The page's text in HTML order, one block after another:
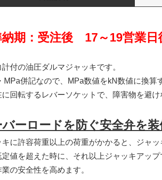
納期：受注後 17～19営業日
計付の油圧ダルマジャッキです。
MPa併記なので、MPa数値をkN数値に換算
に回転するレバーソケットで、障害物を避け
バーロードを防ぐ安全弁を装
キに許容荷重以上の荷重がかかると、ジャ
定値を超えた時に、それ以上ジャッキアッ
業の安全性を高めます。